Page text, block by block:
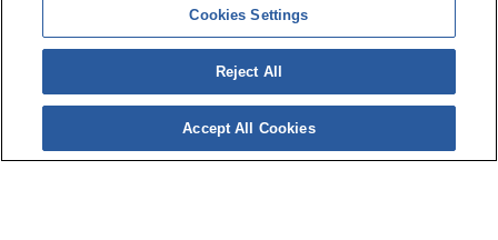
© Mutua Universal 2026| Mapa do sitio | Aviso legal |
Política de Protección de Datos
cookies
Síguenos en:
Cookies Settings
Reject All
Accept All Cookies